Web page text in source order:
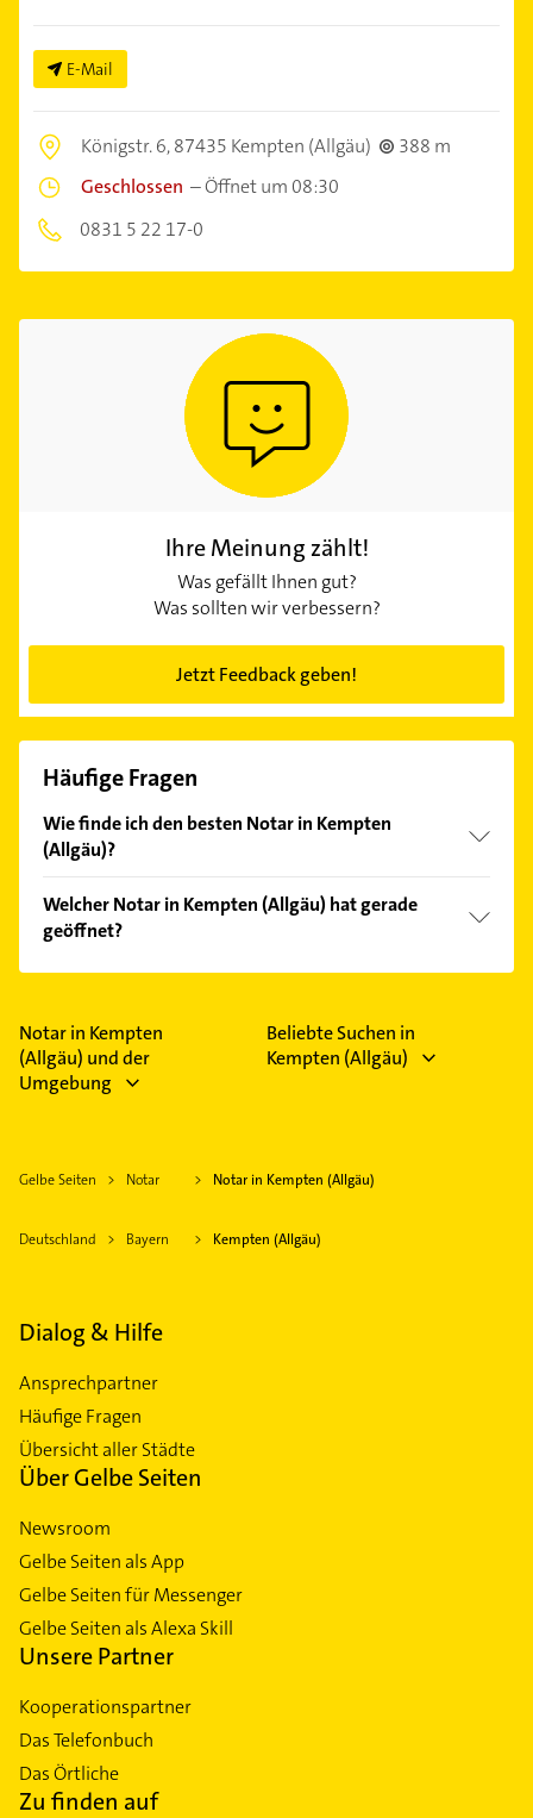
E-Mail
Königstr. 6,87435 Kempten (Allgäu)
388 m
Geschlossen –Öffnet um 08:30
0831 5 22 17-0
Ihre Meinung zählt!
Was gefällt Ihnen gut?
Was sollten wir verbessern?
Jetzt Feedback geben!
Häufige Fragen
Wie finde ich den besten Notar in Kempten
(Allgäu)?
Kundenmeinungen und profitieren Sie von den
Empfehlungen. Die Suchergebnisse können Sie sich
einfach nachBewertungensortiert anzeigen lassen.
Welcher Notar in Kempten (Allgäu) hat gerade
geöffnet?
Im Anbieter-Bereich finden Sie alleÖffnungszeiten.
Feiertagen abweichen können.
Notar in Kempten
(Allgäu) und der
Umgebung
Beliebte Suchen in
Kempten (Allgäu)
Gelbe Seiten Notar Notar in Kempten (Allgäu)
Deutschland Bayern Kempten (Allgäu)
Dialog & Hilfe
Ansprechpartner
Häufige Fragen
Übersicht aller Städte
Über Gelbe Seiten
Newsroom
Gelbe Seiten als App
Gelbe Seiten für Messenger
Gelbe Seiten als Alexa Skill
Unsere Partner
Kooperationspartner
Das Telefonbuch
Das Örtliche
Zu finden auf